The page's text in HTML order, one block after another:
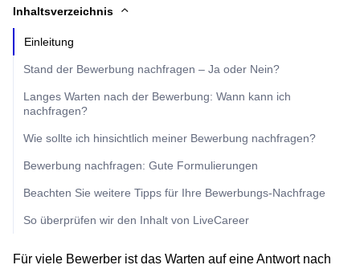
Inhaltsverzeichnis
Einleitung
Stand der Bewerbung nachfragen – Ja oder Nein?
Langes Warten nach der Bewerbung: Wann kann ich
nachfragen?
Wie sollte ich hinsichtlich meiner Bewerbung nachfragen?
Bewerbung nachfragen: Gute Formulierungen
Beachten Sie weitere Tipps für Ihre Bewerbungs-Nachfrage
So überprüfen wir den Inhalt von LiveCareer
Für viele Bewerber ist das Warten auf eine Antwort nach